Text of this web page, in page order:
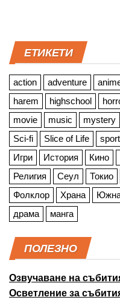
ЕТИКЕТИ
action adventure
harem
highschool
movie
music mystery
Sci-fi
Slice of Life sport
Игри
История Кино
Религия
Сеул Токио
Фолклор
Храна
драма
манга
ПОЛЕЗНО
Озвучаване на
Осветление за